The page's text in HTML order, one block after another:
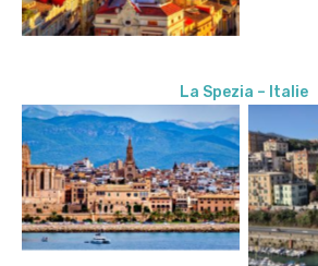
La Spezia – Italie